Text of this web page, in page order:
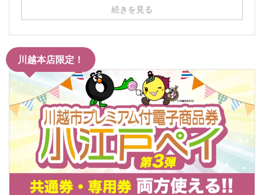
続きを見る
川越本店限定！